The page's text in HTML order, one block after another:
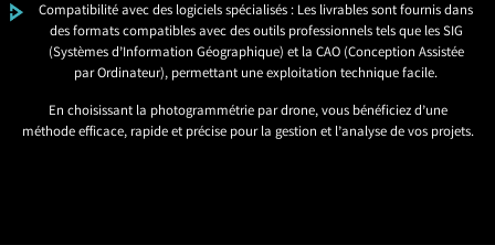
Compatibilité avec des logiciels spécialisés : Les livrables sont fournis dans
des formats compatibles avec des outils professionnels tels que les SIG
(Systèmes d’Information Géographique) et la CAO (Conception Assistée
par Ordinateur), permettant une exploitation technique facile.
En choisissant la photogrammétrie par drone, vous bénéficiez d’une
méthode efficace, rapide et précise pour la gestion et l’analyse de vos projets.